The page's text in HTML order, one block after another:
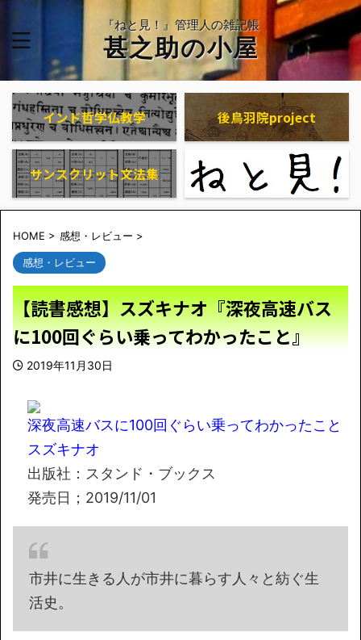
『ねと見！』管理人の雑記帳
甚之助の小屋
インド哲学仏教学 後鳥羽院project
サンスクリット文法集
HOME > 感想・レビュー >
感想・レビュー
【読書感想】スズキナオ『深夜高速バス
に100回ぐらい乗ってわかったこと』
2019年11月30日
深夜高速バスに100回ぐらい乗ってわかったこと
スズキナオ
出版社：スタンド・ブックス
発売日；2019/11/01
市井に生きる人が市井に暮らす人々と紡ぐ生
活史。